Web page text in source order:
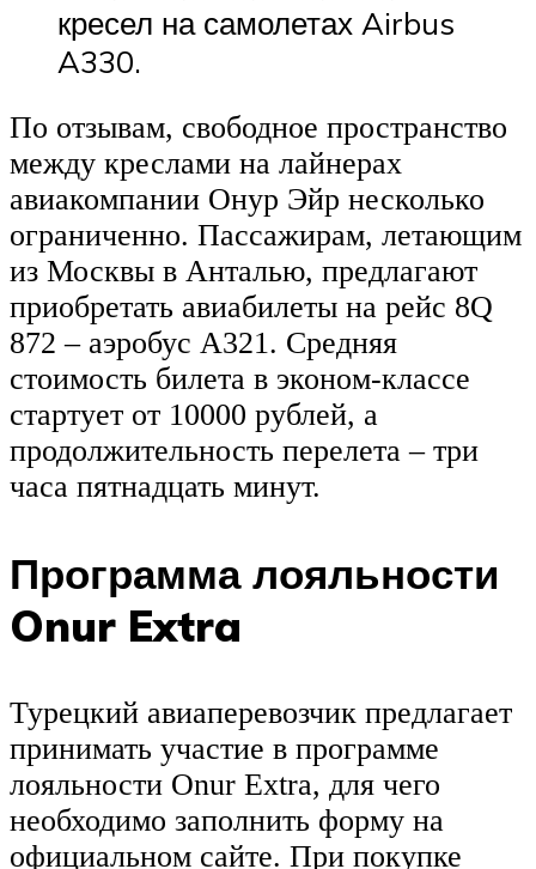
кресел на самолетах Airbus
A330.
По отзывам, свободное пространство
между креслами на лайнерах
авиакомпании Онур Эйр несколько
ограниченно. Пассажирам, летающим
из Москвы в Анталью, предлагают
приобретать авиабилеты на рейс 8Q
872 – аэробус А321. Средняя
стоимость билета в эконом-классе
стартует от 10000 рублей, а
продолжительность перелета – три
часа пятнадцать минут.
Программа лояльности
Onur Extra
Турецкий авиаперевозчик предлагает
принимать участие в программе
лояльности Onur Extra, для чего
необходимо заполнить форму на
официальном сайте. При покупке